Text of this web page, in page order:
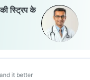
स्ट्रिप के
it better